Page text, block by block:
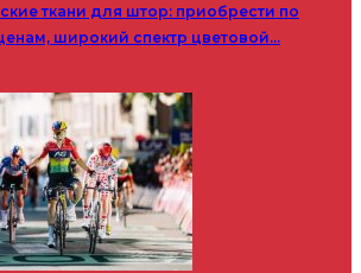
ткани для штор: приобрести по
широкий спектр цветовой…